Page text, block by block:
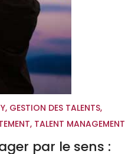
, GESTION DES TALENTS,
, TALENT MANAGEMENT
par le sens :